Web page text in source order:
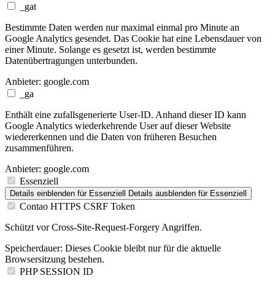
_gat
Bestimmte Daten werden nur maximal einmal pro Minute an
Google Analytics gesendet. Das Cookie hat eine Lebensdauer von
einer Minute. Solange es gesetzt ist, werden bestimmte
Datenübertragungen unterbunden.
Anbieter: google.com
_ga
Enthält eine zufallsgenerierte User-ID. Anhand dieser ID kann
Google Analytics wiederkehrende User auf dieser Website
wiedererkennen und die Daten von früheren Besuchen
zusammenführen.
Anbieter: google.com
Essenziell
Details einblenden für Essenziell Details ausblenden für Essenziell
Contao HTTPS CSRF Token
Schützt vor Cross-Site-Request-Forgery Angriffen.
Speicherdauer: Dieses Cookie bleibt nur für die aktuelle
Browsersitzung bestehen.
PHP SESSION ID